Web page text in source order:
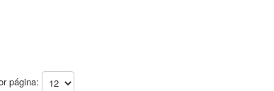
página: